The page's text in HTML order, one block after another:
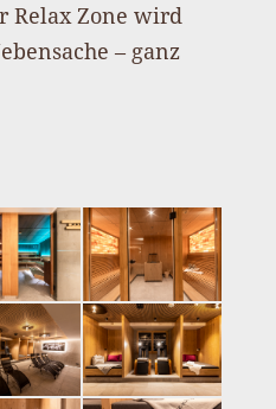
Relax Zone wird
– ganz